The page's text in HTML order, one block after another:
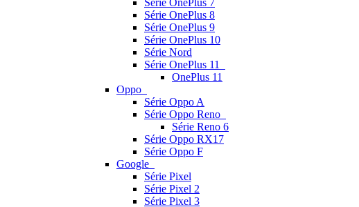
Série OnePlus 7
Série OnePlus 8
Série OnePlus 9
Série OnePlus 10
Série Nord
Série OnePlus 11
OnePlus 11
Oppo
Série Oppo A
Série Oppo Reno
Série Reno 6
Série Oppo RX17
Série Oppo F
Google
Série Pixel
Série Pixel 2
Série Pixel 3